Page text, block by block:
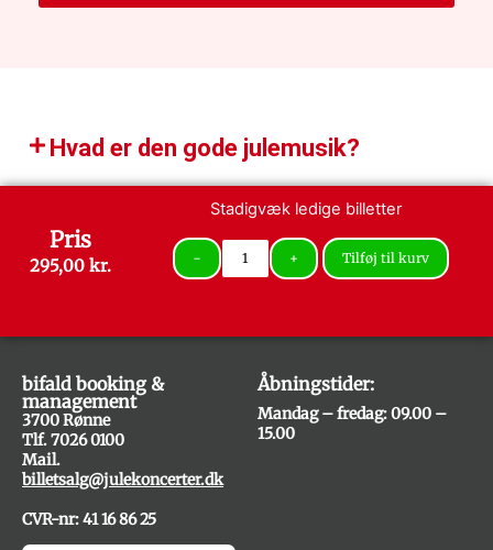
Hvad er den gode julemusik?​
Pris
295,00 kr.
Stadigvæk ledige billetter
− + Tilføj til kurv
bifald booking &
management
3700 Rønne
Tlf. 7026 0100
Mail.
billetsalg@julekoncerter.dk
CVR-nr: 41 16 86 25
Åbningstider:
Mandag – fredag: 09.00 –
15.00